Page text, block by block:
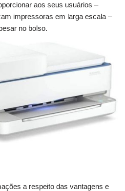
aos seus usuários –
impressoras em larga escala –
no bolso.
a respeito das vantagens e